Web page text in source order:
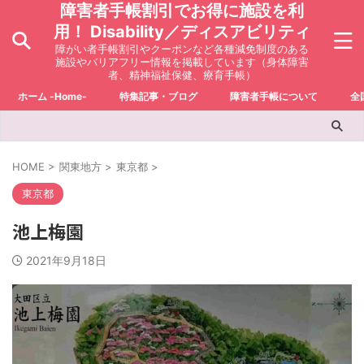
障害者手帳割引でお得に施設を利
用！ Disability／ディスアビリティ
障がい者手帳割引やクーポンなど各種減免制度のある
施設やバリアフリー情報を掲載しています（身体障害
者、精神福祉保健、療育手帳）
ホーム -Home- 特集記事・ブログ 障害者手帳について 全
HOME > 関東地方 > 東京都 >
東京都
池上梅園
2021年9月18日